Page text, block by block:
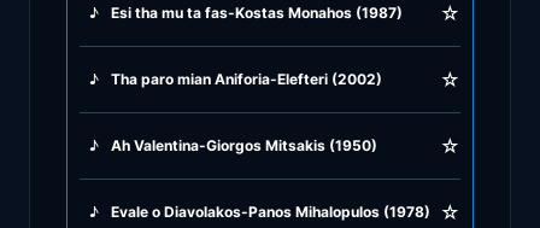
♪ Esi tha mu ta fas-Kostas Monahos (1987) ☆
♪ Tha paro mian Aniforia-Elefteri (2002) ☆
♪ Ah Valentina-Giorgos Mitsakis (1950) ☆
♪ Evale o Diavolakos-Panos Mihalopulos (1978) ☆